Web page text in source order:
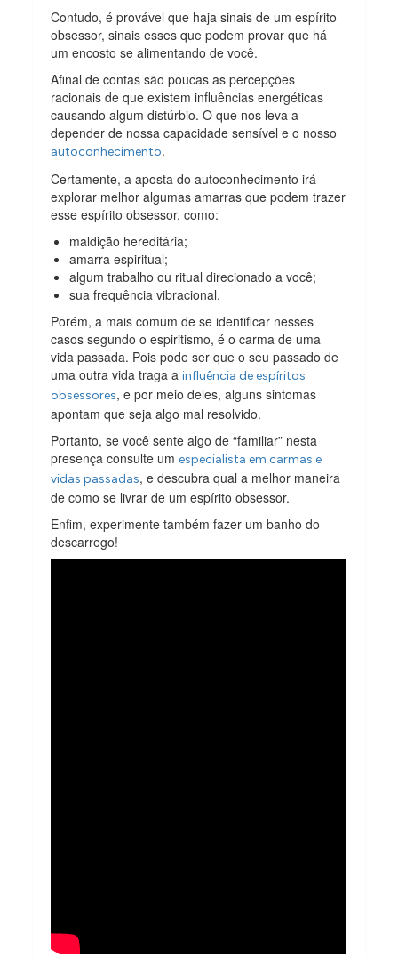
Contudo, é provável que haja sinais de um espírito
obsessor, sinais esses que podem provar que há
um encosto se alimentando de você.
Afinal de contas são poucas as percepções
racionais de que existem influências energéticas
causando algum distúrbio. O que nos leva a
depender de nossa capacidade sensível e o nosso
autoconhecimento.
Certamente, a aposta do autoconhecimento irá
explorar melhor algumas amarras que podem trazer
esse espírito obsessor, como:
maldição hereditária;
amarra espiritual;
algum trabalho ou ritual direcionado a você;
sua frequência vibracional.
Porém, a mais comum de se identificar nesses
casos segundo o espiritismo, é o carma de uma
vida passada. Pois pode ser que o seu passado de
uma outra vida traga ainfluência de espíritos
obsessores, e por meio deles, alguns sintomas
apontam que seja algo mal resolvido.
Portanto, se você sente algo de “familiar” nesta
presença consulte umespecialista em carmas e
vidas passadas, e descubra qual a melhor maneira
de como se livrar de um espírito obsessor.
Enfim, experimente também fazer um banho do
descarrego!